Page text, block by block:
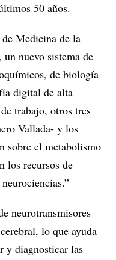
50 años.
Medicina de la
nuevo sistema de
de biología
digital de alta
trabajo, otros tres
Vallada- y los
sobre el metabolismo
los recursos de
neurotransmisores
lo que ayuda
y diagnosticar las